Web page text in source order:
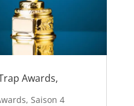
Awards,
, Saison 4